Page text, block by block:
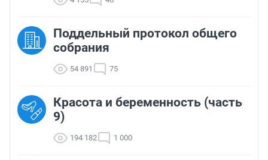
Поддельный протокол общего
собрания
54 891 75
Красота и беременность (часть
9)
194 182 1 000